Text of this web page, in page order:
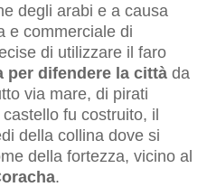
degli arabi e a causa
e commerciale di
di utilizzare il faro
per difendere la città da
via mare, di pirati
fu costruito, il
della collina dove si
della fortezza, vicino al
.